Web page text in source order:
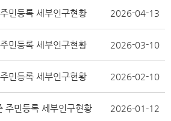
민등록 세부인구현황 2026-04-13
민등록 세부인구현황 2026-03-10
민등록 세부인구현황 2026-02-10
민등록 세부인구현황 2026-01-12